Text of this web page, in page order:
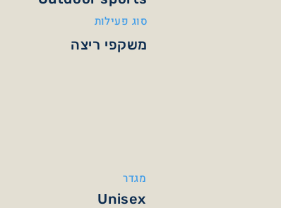
סוג פעילות
משקפי ריצה
מגדר
Unisex